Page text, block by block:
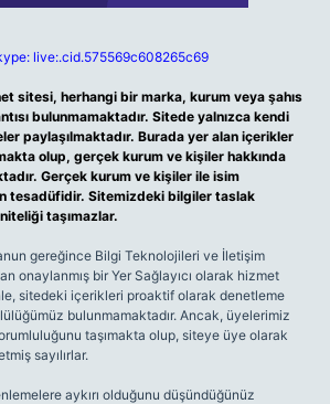
live:.cid.575569c608265c69
sitesi, herhangi bir marka, kurum veya şahıs
bulunmamaktadır. Sitede yalnızca kendi
paylaşılmaktadır. Burada yer alan içerikler
olup, gerçek kurum ve kişiler hakkında
Gerçek kurum ve kişiler ile isim
tesadüfidir. Sitemizdeki bilgiler taslak
taşımazlar.
gereğince Bilgi Teknolojileri ve İletişim
onaylanmış bir Yer Sağlayıcı olarak hizmet
sitedeki içerikleri proaktif olarak denetleme
bulunmamaktadır. Ancak, üyelerimiz
taşımakta olup, siteye üye olarak
sayılırlar.
aykırı olduğunu düşündüğünüz